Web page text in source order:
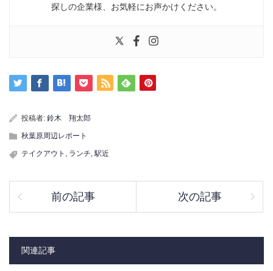
探しの企業様、お気軽にお声かけください。
投稿者: 鈴木 翔太郎
秋葉原周辺レポート
テイクアウト , ランチ,駅近
前の記事 次の記事
関連記事